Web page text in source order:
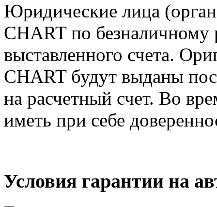
Юридические лица
CHART по безналичному
выставленного счета.
CHART будут выданы
на расчетный счет. Во
иметь при себе
Условия гарантии на